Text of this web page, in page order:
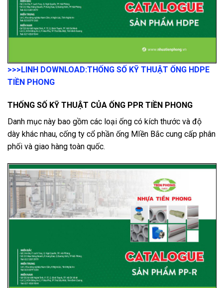
>>>LINH DOWNLOAD:THỐNG SỐ KỸ THUẬT ỐNG HDPE
TIỀN PHONG
THỐNG SỐ KỸ THUẬT CỦA ỐNG PPR TIỀN PHONG
Danh mục này bao gồm các loại ống có kích thước và độ
dày khác nhau, cống ty cổ phần ống MIền Bắc cung cấp phân
phối và giao hàng toàn quốc.